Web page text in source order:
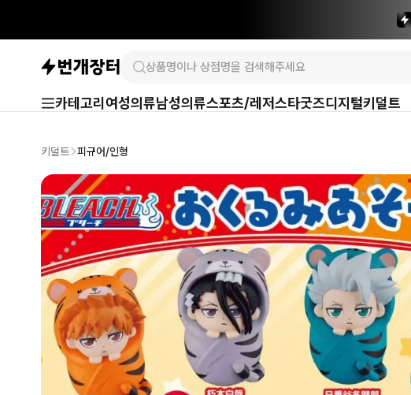
카테고리 여성의류남성의류스포츠/레저스타굿즈디지털키덜트
키덜트 피규어/인형